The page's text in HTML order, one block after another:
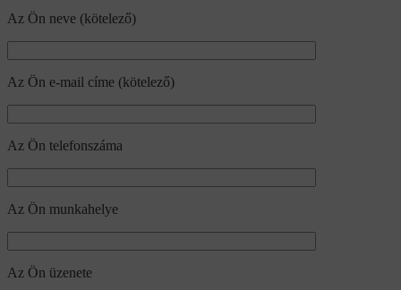
Az Ön neve (kötelező)
Az Ön e-mail címe (kötelező)
Az Ön telefonszáma
Az Ön munkahelye
Az Ön üzenete